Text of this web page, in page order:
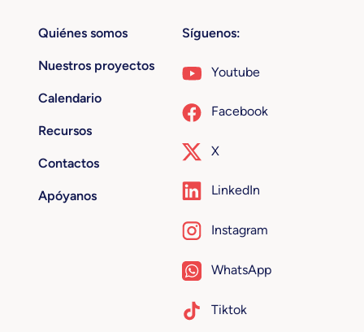
Quiénes somos
Nuestros proyectos
Calendario
Recursos
Contactos
Apóyanos
Síguenos:
Youtube
Facebook
X
LinkedIn
Instagram
WhatsApp
Tiktok